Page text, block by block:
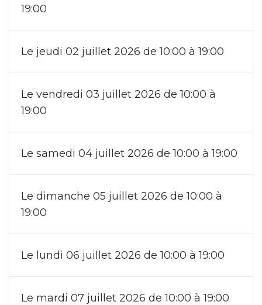
19:00
Le jeudi 02 juillet 2026 de 10:00 à 19:00
Le vendredi 03 juillet 2026 de 10:00 à
19:00
Le samedi 04 juillet 2026 de 10:00 à 19:00
Le dimanche 05 juillet 2026 de 10:00 à
19:00
Le lundi 06 juillet 2026 de 10:00 à 19:00
Le mardi 07 juillet 2026 de 10:00 à 19:00